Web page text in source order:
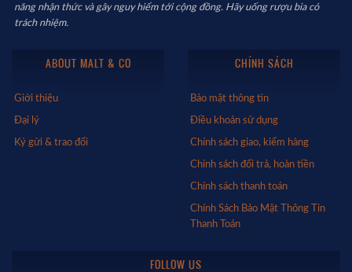
năng nhận thức và gây nguy hiểm tới cộng đồng. Hãy uống rượu bia có
trách nhiệm.
ABOUT MALT & CO
Giới thiệu
Đại lý
Ký gửi & trao đổi
CHÍNH SÁCH
Bảo mật thông tin
Điều khoản sử dụng
Chính sách giao, kiểm hàng
Chính sách đổi trả, hoàn tiền
Chính sách thanh toán
Chính Sách Bảo Mật Thông Tin
Thanh Toán
FOLLOW US